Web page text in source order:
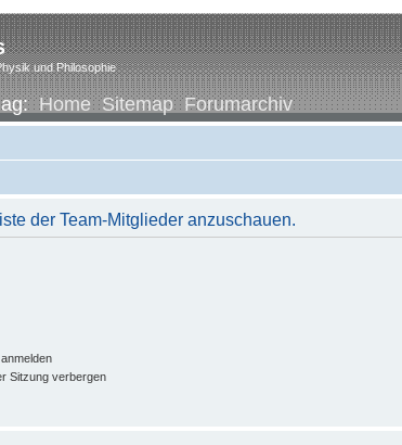
und Philosophie
Home Sitemap Forumarchiv
der Team-Mitglieder anzuschauen.
Sitzung verbergen